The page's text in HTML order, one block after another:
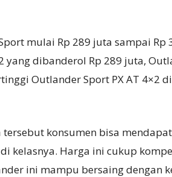
mulai Rp 289 juta sampai Rp
yang dibanderol Rp 289 juta,
Outlander Sport PX AT 4×2
tersebut konsumen bisa
kelasnya. Harga ini cukup
ini mampu bersaing dengan